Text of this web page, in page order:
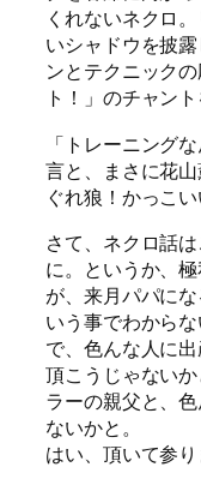
くれないネクロ
いシャドウを披
ンとテクニック
ト！」のチャン
「トレーニング
言と、まさに花
ぐれ狼！かっこい
さて、ネクロ話
に。というか、
が、来月パパに
いう事でわから
で、色んな人に
頂こうじゃない
ラーの親父と、
ないかと。
はい、頂いて参り